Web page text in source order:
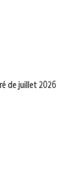
de juillet 2026